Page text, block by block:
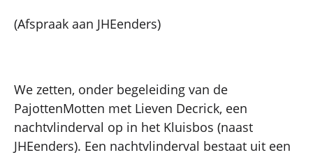
(Afspraak aan JHEenders)
We zetten, onder begeleiding van de
PajottenMotten met Lieven Decrick, een
nachtvlinderval op in het Kluisbos (naast
JHEenders). Een nachtvlinderval bestaat uit een